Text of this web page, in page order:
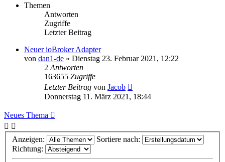
Themen
Antworten
Zugriffe
Letzter Beitrag
Neuer ioBroker Adapter
von dan1-de » Dienstag 23. Februar 2021, 12:22
2 Antworten
163655 Zugriffe
Letzter Beitrag von Jacob
Donnerstag 11. März 2021, 18:44
Neues Thema
Anzeigen:
Sortiere nach:
Richtung: